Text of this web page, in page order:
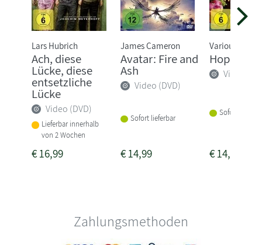
Lars Hubrich
Ach, diese
Lücke, diese
entsetzliche
Lücke
Video (DVD)
Lieferbar innerhalb
von 2 Wochen
€16,99
James Cameron
Avatar: Fire and
Ash
Video (DVD)
Sofort lieferbar
€14,99
Various
Hoppers
Video
Sofort
€14,99
Zahlungsmethoden